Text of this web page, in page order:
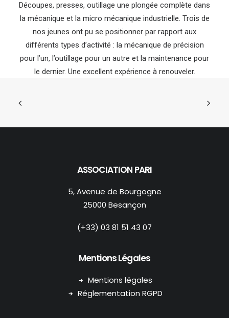
Découpes, presses, outillage une plongée complète dans
la mécanique et la micro mécanique industrielle. Trois de
nos jeunes ont pu se positionner par rapport aux
différents types d’activité : la mécanique de précision
pour l’un, l’outillage pour un autre et la maintenance pour
le dernier. Une excellent expérience à renouveler.
ASSOCIATION PARI
5, Avenue de Bourgogne
25000 Besançon
(+33) 03 81 51 43 07
Mentions Légales
Mentions légales
Réglementation RGPD